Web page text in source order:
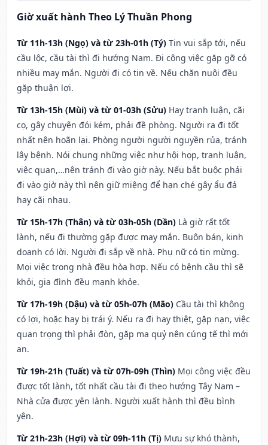
Giờ xuất hành Theo Lý Thuần Phong
Từ 11h-13h (Ngọ) và từ 23h-01h (Tý) Tin vui sắp tới, nếu
cầu lộc, cầu tài thì đi hướng Nam. Đi công việc gặp gỡ có
nhiều may mắn. Người đi có tin về. Nếu chăn nuôi đều
gặp thuận lợi.
Từ 13h-15h (Mùi) và từ 01-03h (Sửu) Hay tranh luận, cãi
cọ, gây chuyện đói kém, phải đề phòng. Người ra đi tốt
nhất nên hoãn lại. Phòng người người nguyền rủa, tránh
lây bệnh. Nói chung những việc như hội họp, tranh luận,
việc quan,…nên tránh đi vào giờ này. Nếu bắt buộc phải
đi vào giờ này thì nên giữ miệng để hạn ché gây ẩu đả
hay cãi nhau.
Từ 15h-17h (Thân) và từ 03h-05h (Dần) Là giờ rất tốt
lành, nếu đi thường gặp được may mắn. Buôn bán, kinh
doanh có lời. Người đi sắp về nhà. Phụ nữ có tin mừng.
Mọi việc trong nhà đều hòa hợp. Nếu có bệnh cầu thì sẽ
khỏi, gia đình đều mạnh khỏe.
Từ 17h-19h (Dậu) và từ 05h-07h (Mão) Cầu tài thì không
có lợi, hoặc hay bị trái ý. Nếu ra đi hay thiệt, gặp nạn, việc
quan trọng thì phải đòn, gặp ma quỷ nên cúng tế thì mới
an.
Từ 19h-21h (Tuất) và từ 07h-09h (Thìn) Mọi công việc đều
được tốt lành, tốt nhất cầu tài đi theo hướng Tây Nam –
Nhà cửa được yên lành. Người xuất hành thì đều bình
yên.
Từ 21h-23h (Hợi) và từ 09h-11h (Tị) Mưu sự khó thành,